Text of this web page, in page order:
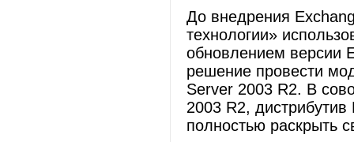
До внедрения
технологии»
обновлением версии
решение провести
Server 2003 R2. В
2003 R2,
полностью раскрыть